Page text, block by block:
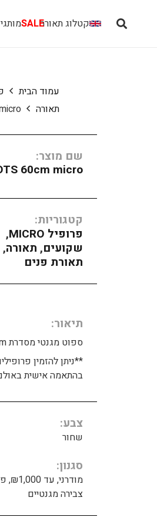
קטלוג תאורהSALE
עמוד הבית
תאורה
שם מוצר:
60cm micro
קטגוריות:
פרופיל MICRO
,
שקועים, תאורה,
תאורת פנים
תיאור
ספוט מגנטי מסדרת micro system.
**ניתן להזמין
בהתאמה אישית
צבע
שחור
סגנון
מודרני,
צבירה מגנטיים